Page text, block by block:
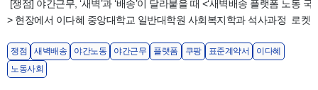
[쟁점] 야간근무, ‘새벽’과 ‘배송’이 달라붙을 때 <‘새벽배송 플랫폼 노동 국
> 현장에서 이다혜 중앙대학교 일반대학원 사회복지학과 석사과정 로켓
쟁점 새벽배송 야간노동 야간근무 플랫폼 쿠팡 표준계약서
이다혜
노동사회